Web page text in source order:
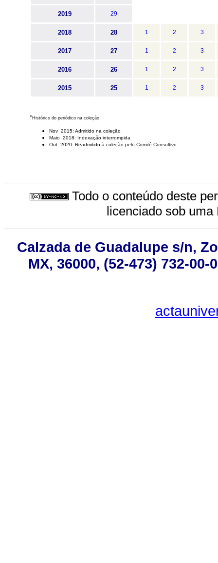
2019 29
2018 28 1 2 3
2017 27 1 2 3
2016 26 1 2 3
2015 25 1 2 3
*Histórico do periódico na coleção
Nov 2015: Admitido na coleção
Maio 2018: Indexação interrompida
Out 2020: Readmitido à coleção pelo Comitê Consultivo
Todo o conteúdo deste
licenciado sob uma
Calzada de Guadalupe s/n,
MX, 36000, (52-473) 732-